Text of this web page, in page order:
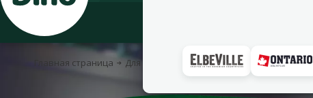
Главная страница Для рыбок Корм для рыбок Сухой корм